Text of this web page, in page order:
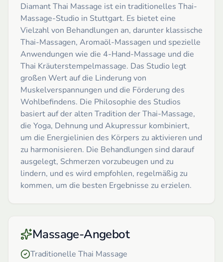
Diamant Thai Massage ist ein traditionelles Thai-
Massage-Studio in Stuttgart. Es bietet eine
Vielzahl von Behandlungen an, darunter klassische
Thai-Massagen, Aromaöl-Massagen und spezielle
Anwendungen wie die 4-Hand-Massage und die
Thai Kräuterstempelmassage. Das Studio legt
großen Wert auf die Linderung von
Muskelverspannungen und die Förderung des
Wohlbefindens. Die Philosophie des Studios
basiert auf der alten Tradition der Thai-Massage,
die Yoga, Dehnung und Akupressur kombiniert,
um die Energielinien des Körpers zu aktivieren und
zu harmonisieren. Die Behandlungen sind darauf
ausgelegt, Schmerzen vorzubeugen und zu
lindern, und es wird empfohlen, regelmäßig zu
kommen, um die besten Ergebnisse zu erzielen.
Massage-Angebot
Traditionelle Thai Massage